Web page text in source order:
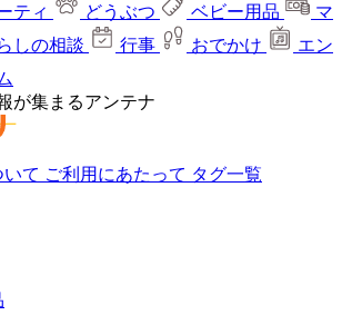
ティ どうぶつ ベビー用品
マ
しの相談 行事 おでかけ
エン
が集まるアンテナ
て ご利用にあたって タグ一覧